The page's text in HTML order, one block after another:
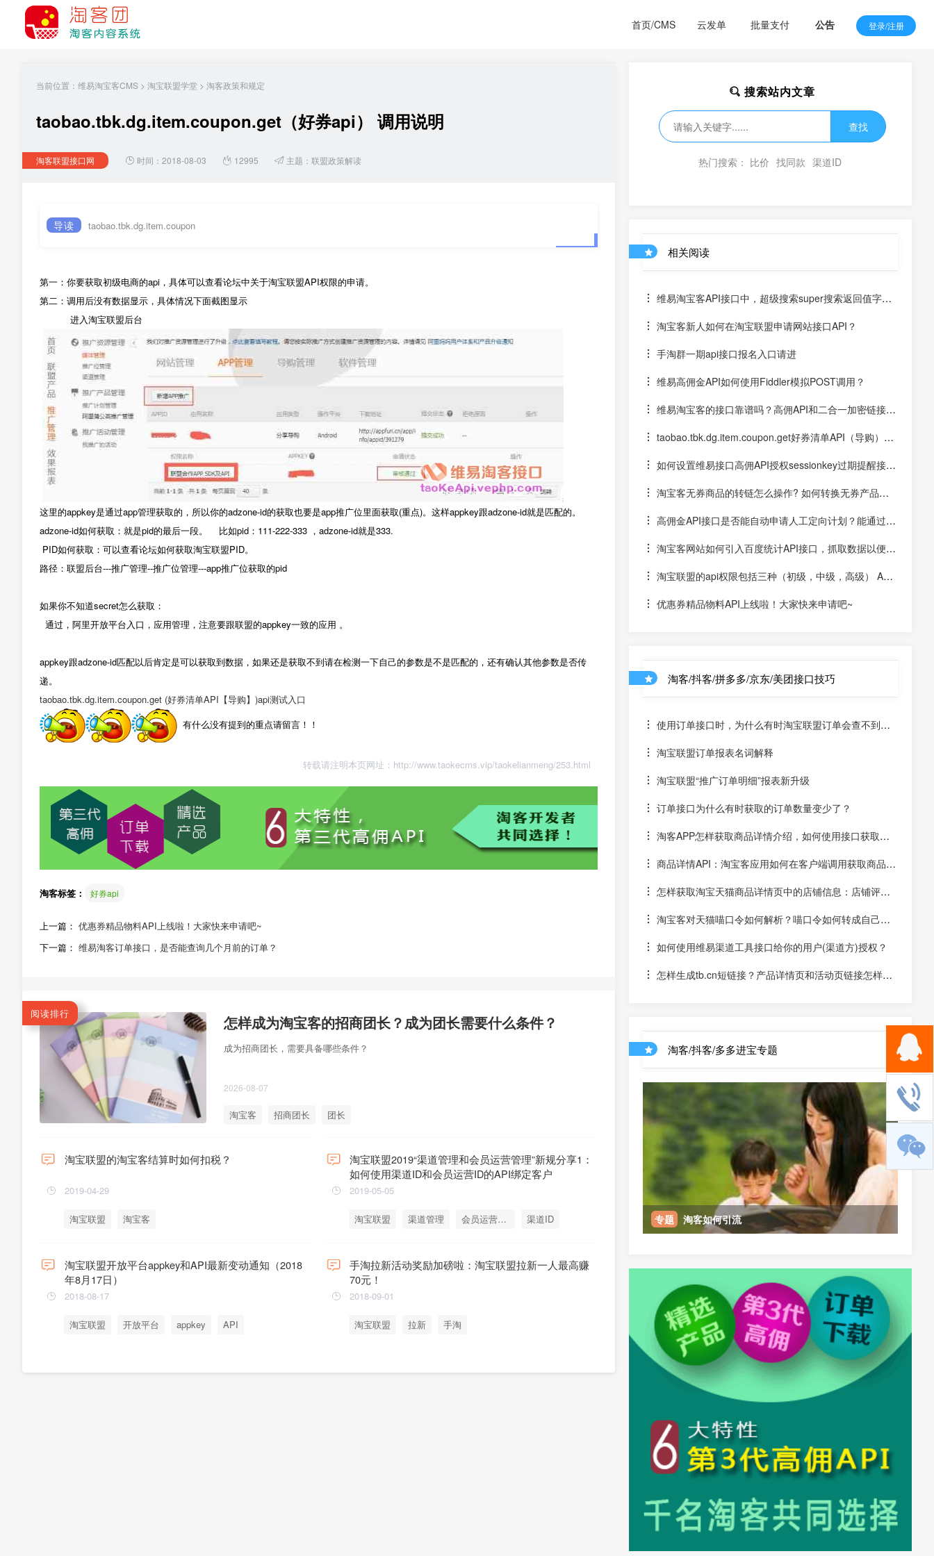
首页/CMS 云发单 批量支付 公告 登录/注册
当前位置： 维易淘宝客CMS > 淘宝联盟学堂 > 淘客政策和规定
taobao.tbk.dg.item.coupon.get（好券api） 调用说明
淘客联盟接口网 时间：2018-08-03 12995 主题： 联盟政策解读
导读 taobao.tbk.dg.item.coupon
第一：你要获取初级电商的api，具体可以查看论坛中关于淘宝联盟API权限的申请。
第二：调用后没有数据显示，具体情况下面截图显示
进入淘宝联盟后台
这里的appkey是通过app管理获取的，所以你的adzone-id的获取也要是app推广位里面获取(重点)。这样appkey跟adzone-id就是匹配的。
adzone-id如何获取：就是pid的最后一段。 比如pid：111-222-333 ，adzone-id就是333.
PID如何获取：可以查看论坛如何获取淘宝联盟PID。
路径：联盟后台---推广管理--推广位管理---app推广位获取的pid
如果你不知道secret怎么获取：
通过，阿里开放平台入口，应用管理，注意要跟联盟的appkey一致的应用 。
appkey跟adzone-id匹配以后肯定是可以获取到数据，如果还是获取不到请在检测一下自己的参数是不是匹配的，还有确认其他参数是否传
递。
taobao.tbk.dg.item.coupon.get (好券清单API【导购】)api测试入口
有什么没有提到的重点请留言！！
转载请注明本页网址： http://www.taokecms.vip/taokelianmeng/253.html
淘客标签： 好券api
上一篇： 优惠券精品物料API上线啦！大家快来申请吧~
下一篇： 维易淘客订单接口，是否能查询几个月前的订单？
阅读排行 怎样成为淘宝客的招商团长？成为团长需要什么条件？
成为招商团长，需要具备哪些条件？
2026-08-07
淘宝客 招商团长 团长
淘宝联盟的淘宝客结算时如何扣税？
2019-04-29
淘宝联盟 淘宝客
淘宝联盟2019“渠道管理和会员运营管理”新规分享1：
如何使用渠道ID和会员运营ID的API绑定客户
2019-05-05
淘宝联盟 渠道管理 会员运营管理
渠道ID
淘宝联盟开放平台appkey和API最新变动通知（2018
年8月17日）
2018-08-17
淘宝联盟 开放平台 appkey API
手淘拉新活动奖励加磅啦：淘宝联盟拉新一人最高赚
70元！
2018-09-01
淘宝联盟 拉新 手淘
搜索站内文章
查找
热门搜索： 比价 找同款 渠道ID
相关阅读
维易淘宝客API接口中，超级搜索super搜索返回值字段
的含义
淘宝客新人如何在淘宝联盟申请网站接口API？
手淘群一期api接口报名入口请进
维易高佣金API如何使用Fiddler模拟POST调用？
维易淘宝客的接口靠谱吗？高佣API和二合一加密链接解
密、无券商品转链接口好用不？
taobao.tbk.dg.item.coupon.get好券清单API（导购）和
通用物料搜索API区别
如何设置维易接口高佣API授权sessionkey过期提醒接口
网址？
淘宝客无券商品的转链怎么操作? 如何转换无券产品二
合一的高佣API？
高佣金API接口是否能自动申请人工定向计划？能通过高
佣API拿到最高定向佣金？
淘宝客网站如何引入百度统计API接口，抓取数据以便在
站内察看数据？
淘宝联盟的api权限包括三种（初级，中级，高级） API
2.0介绍链接
优惠券精品物料API上线啦！大家快来申请吧~
淘客/抖客/拼多多/京东/美团接口技巧
使用订单接口时，为什么有时淘宝联盟订单会查不到？
有时淘宝联盟APP有订单而淘宝联盟PC端没有？订单如何
补缺补漏？
淘宝联盟订单报表名词解释
淘宝联盟“推广订单明细”报表新升级
订单接口为什么有时获取的订单数量变少了？
淘客APP怎样获取商品详情介绍，如何使用接口获取产
品图片详情
商品详情API：淘宝客应用如何在客户端调用获取商品图
片详情说明接口？
怎样获取淘宝天猫商品详情页中的店铺信息：店铺评
分、卖家头像等
淘宝客对天猫喵口令如何解析？喵口令如何转成自己的
高佣淘口令和高佣推广链接？
如何使用维易渠道工具接口给你的用户(渠道方)授权？
怎样生成tb.cn短链接？产品详情页和活动页链接怎样生
淘客/抖客/多多进宝专题
专题 淘客如何引流